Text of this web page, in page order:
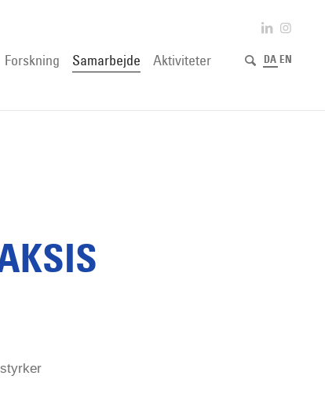
Forskning Samarbejde Aktiviteter DA EN